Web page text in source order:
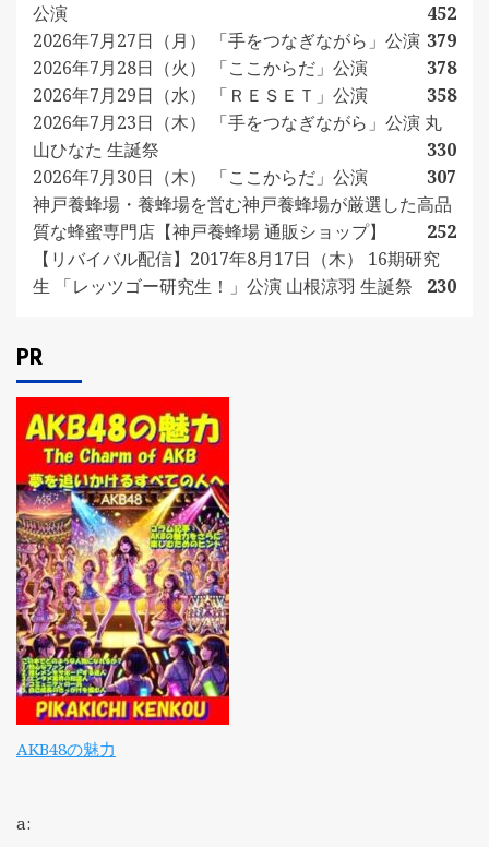
公演
452
2026年7月27日（月） 「手をつなぎながら」公演 379
2026年7月28日（火） 「ここからだ」公演
378
2026年7月29日（水） 「ＲＥＳＥＴ」公演
358
2026年7月23日（木） 「手をつなぎながら」公演 丸
山ひなた 生誕祭
330
2026年7月30日（木） 「ここからだ」公演
307
神戸養蜂場・養蜂場を営む神戸養蜂場が厳選した高品
質な蜂蜜専門店【神戸養蜂場 通販ショップ】
252
【リバイバル配信】2017年8月17日（木） 16期研究
生 「レッツゴー研究生！」公演 山根涼羽 生誕祭
230
PR
AKB48の魅力
a: